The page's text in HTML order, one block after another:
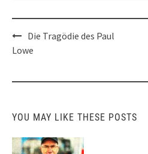
Post
navigation
Die Tragödie des Paul
Lowe
YOU MAY LIKE THESE POSTS